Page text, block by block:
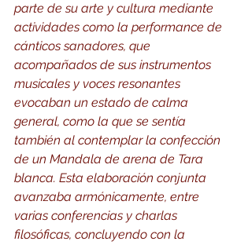
parte de su arte y cultura mediante
actividades como la performance de
cánticos sanadores, que
acompañados de sus instrumentos
musicales y voces resonantes
evocaban un estado de calma
general, como la que se sentía
también al contemplar la confección
de un Mandala de arena de Tara
blanca. Esta elaboración conjunta
avanzaba armónicamente, entre
varias conferencias y charlas
filosóficas, concluyendo con la